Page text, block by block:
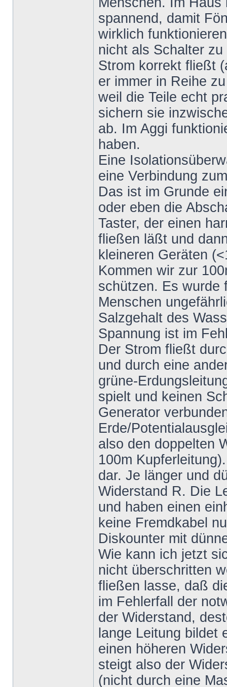
spannend, damit
wirklich
nicht als Schalter
Strom korrekt fließt
er immer in Reihe
weil die Teile echt
sichern sie
ab. Im Aggi
haben.
Eine
eine Verbindung
Das ist im Grunde
oder eben die
Taster, der einen
fließen läßt und
kleineren Geräten
Kommen wir zur
schützen. Es wurde
Menschen
Salzgehalt des
Spannung ist im
Der Strom fließt
und durch eine
grüne-
spielt und keinen
Generator
Erde/
also den doppelten
100m
dar. Je länger und
Widerstand R. Die
und haben einen
keine Fremdkabel
Diskounter mit
Wie kann ich jetzt
nicht überschritten
fließen lasse, daß
im Fehlerfall der
der Widerstand,
lange Leitung bildet
einen höheren
steigt also der
(nicht durch eine